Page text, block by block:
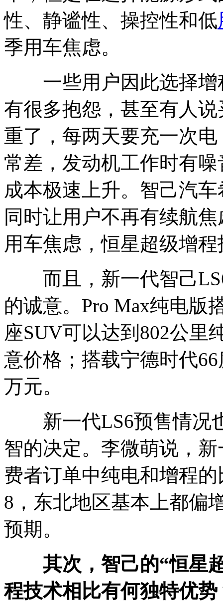
性、静谧性、操控性和低
季用车焦虑。
一些用户因此选择增
有很多抱怨，甚至有人
重了，每两天要充一次
常差，发动机工作时有
成本极速上升。智己汽
同时让用户不再有续航
用车焦虑，恒星超级增
而且，新一代智己
的诚意。Pro Max纯电版
座SUV可以达到802公里
意价格；搭载宁德时代
万元。
新一代LS6预售情况
智的决定。 李微萌说，
费者订单中纯电和增程
8，东北地区基本上都偏
预期。
其次，智己的“恒星
程技术相比有何独特优势